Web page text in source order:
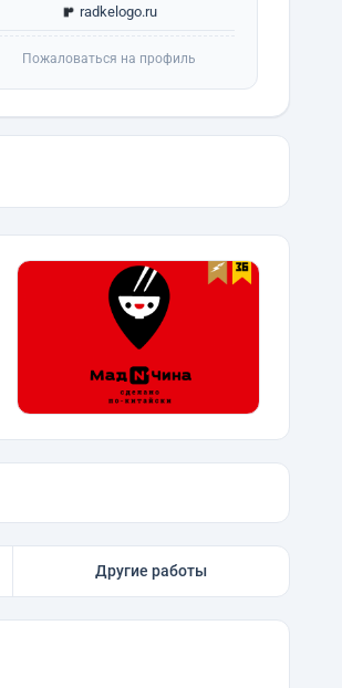
radkelogo.ru
Пожаловаться на профиль
Другие работы